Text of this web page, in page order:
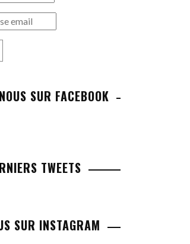
SUR FACEBOOK
TWEETS
SUR INSTAGRAM